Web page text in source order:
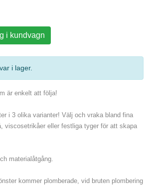
i kundvagn
i lager.
är enkelt att följa!
i 3 olika varianter! Välj och vraka bland fina
viscosetrikåer eller festliga tyger för att skapa
materialåtgång.
kommer plomberade, vid bruten plombering